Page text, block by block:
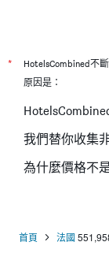
* HotelsCombined不
原因是：
我們替你收集
為什麼價格不
首頁 法國